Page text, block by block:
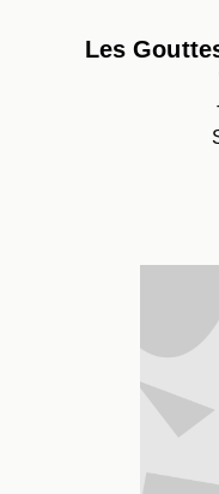
Les